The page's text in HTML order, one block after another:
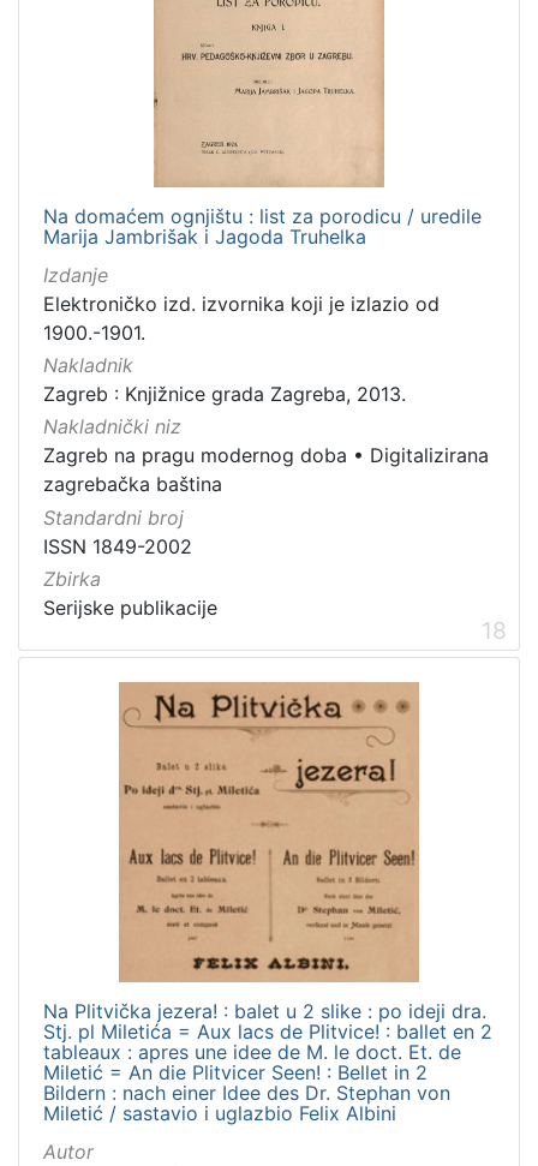
Na domaćem ognjištu : list za porodicu / uredile
Marija Jambrišak i Jagoda Truhelka
Izdanje
Elektroničko izd. izvornika koji je izlazio od
1900.-1901.
Nakladnik
Zagreb : Knjižnice grada Zagreba, 2013.
Nakladnički niz
Zagreb na pragu modernog doba • Digitalizirana
zagrebačka baština
Standardni broj
ISSN 1849-2002
Zbirka
Serijske publikacije
18
Na Plitvička jezera! : balet u 2 slike : po ideji dra.
Stj. pl Miletića = Aux lacs de Plitvice! : ballet en 2
tableaux : apres une idee de M. le doct. Et. de
Miletić = An die Plitvicer Seen! : Bellet in 2
Bildern : nach einer Idee des Dr. Stephan von
Miletić / sastavio i uglazbio Felix Albini
Autor